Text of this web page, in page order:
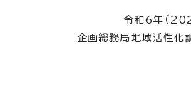
令和6年（
企画総務局地域活性化